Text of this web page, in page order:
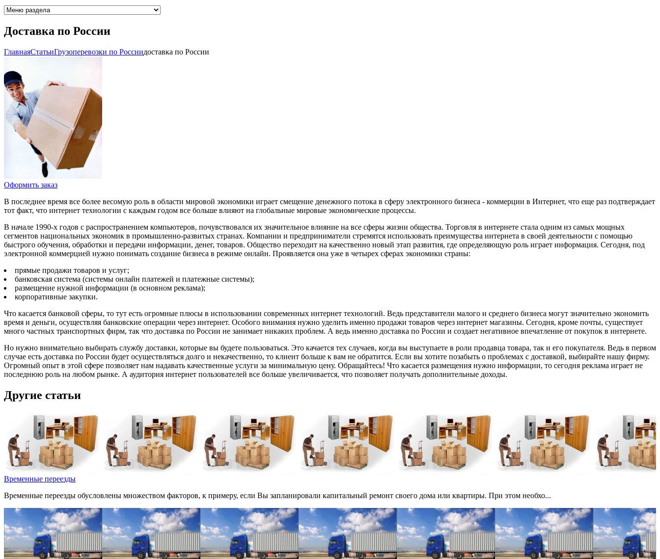
Доставка по России
ГлавнаяCтатьиГрузоперевозки по Россиидоставка по России
Оформить заказ
В последнее время все более весомую роль в области мировой экономики играет смещение денежного потока в сферу электронного бизнеса - коммерции в Интернет, что еще раз подтверждает
тот факт, что интернет технологии с каждым годом все больше влияют на глобальные мировые экономические процессы.
В начале 1990-х годов с распространением компьютеров, почувствовался их значительное влияние на все сферы жизни общества. Торговля в интернете стала одним из самых мощных
сегментов национальных экономик в промышленно-развитых странах. Компании и предприниматели стремятся использовать преимущества интернета в своей деятельности с помощью
быстрого обучения, обработки и передачи информации, денег, товаров. Общество переходит на качественно новый этап развития, где определяющую роль играет информация. Сегодня, под
электронной коммерцией нужно понимать создание бизнеса в режиме онлайн. Проявляется она уже в четырех сферах экономики страны:
прямые продажи товаров и услуг;
банковская система (системы онлайн платежей и платежные системы);
размещение нужной информации (в основном реклама);
корпоративные закупки.
Что касается банковой сферы, то тут есть огромные плюсы в использовании современных интернет технологий. Ведь представители малого и среднего бизнеса могут значительно экономить
время и деньги, осуществляя банковские операции через интернет. Особого внимания нужно уделить именно продажи товаров через интернет магазины. Сегодня, кроме почты, существует
много частных транспортных фирм, так что доставка по России не занимает никаких проблем. А ведь именно доставка по России и создает негативное впечатление от покупок в интернете.
Но нужно внимательно выбирать службу доставки, которые вы будете пользоваться. Это качается тех случаев, когда вы выступаете в роли продавца товара, так и его покупателя. Ведь в первом
случае есть доставка по России будет осуществляться долго и некачественно, то клиент больше к вам не обратится. Если вы хотите позабыть о проблемах с доставкой, выбирайте нашу фирму.
Огромный опыт в этой сфере позволяет нам надавать качественные услуги за минимальную цену. Обращайтесь! Что касается размещения нужно информации, то сегодня реклама играет не
последнюю роль на любом рынке. А аудитория интернет пользователей все больше увеличивается, что позволяет получать дополнительные доходы.
Другие статьи
Временные переезды
Временные переезды обусловлены множеством факторов, к примеру, если Вы запланировали капитальный ремонт своего дома или квартиры. При этом необхо...